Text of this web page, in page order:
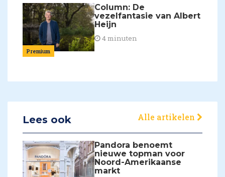
Premium
Column: De
vezelfantasie van Albert
Heijn
4 minuten
Lees ook Alle artikelen
Pandora benoemt
nieuwe topman voor
Noord-Amerikaanse
markt